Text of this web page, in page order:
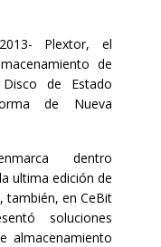
Plextor, el
de
de Estado
de Nueva
dentro
ultima edición de
también, en CeBit
soluciones
almacenamiento